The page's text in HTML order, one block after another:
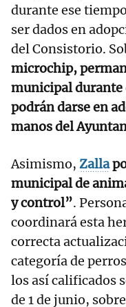
durante ese
ser dados en
del Consistorio.
microchip,
municipal durante
podrán darse en
manos del
Asimismo, Zalla
municipal de
y control”.
coordinará esta
correcta
categoría de
los así calificados
de 1 de junio,